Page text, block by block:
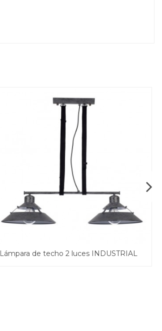
Lámpara de techo 2 luces INDUSTRIAL